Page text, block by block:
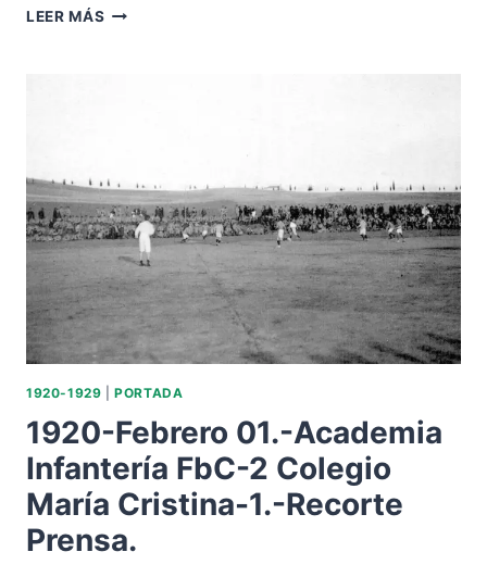
LEER MÁS ROGELIO
E.
P.
1920-1929 |PORTADA
1920-Febrero 01.-Academia
Infantería FbC-2 Colegio
María Cristina-1.-Recorte
Prensa.